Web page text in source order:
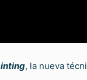
, la nueva